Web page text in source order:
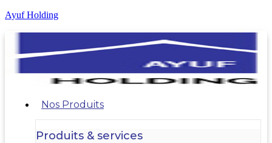
Ayuf Holding
Nos Produits
Produits & services